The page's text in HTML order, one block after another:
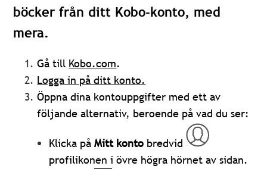
böcker från ditt Kobo-konto, med
mera.
Gå till Kobo.com.
Logga in på ditt konto.
Öppna dina kontouppgifter med ett av
följande alternativ, beroende på vad du ser:
Klicka påMitt konto bredvid
profilikonen i övre högra hörnet av sidan.